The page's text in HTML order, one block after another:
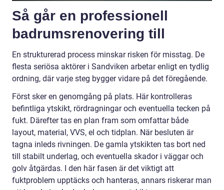
Så går en professionell
badrumsrenovering till
En strukturerad process minskar risken för misstag. De
flesta seriösa aktörer i Sandviken arbetar enligt en tydlig
ordning, där varje steg bygger vidare på det föregående.
Först sker en genomgång på plats. Här kontrolleras
befintliga ytskikt, rördragningar och eventuella tecken på
fukt. Därefter tas en plan fram som omfattar både
layout, material, VVS, el och tidplan. När besluten är
tagna inleds rivningen. De gamla ytskikten tas bort ned
till stabilt underlag, och eventuella skador i väggar och
golv åtgärdas. I den här fasen är det viktigt att
fuktproblem upptäcks och hanteras, annars riskerar man